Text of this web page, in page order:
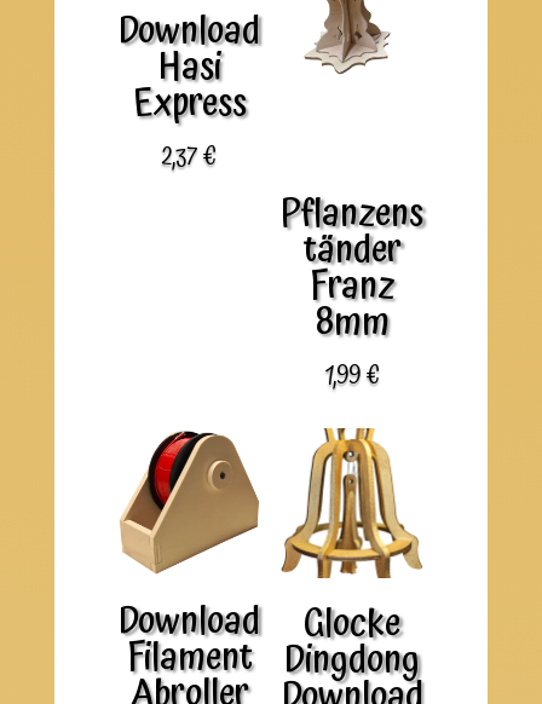
Download
Hasi
Express
2,37€
Pflanzens
tänder
Franz
8mm
1,99€
Download
Filament
Glocke
Dingdong